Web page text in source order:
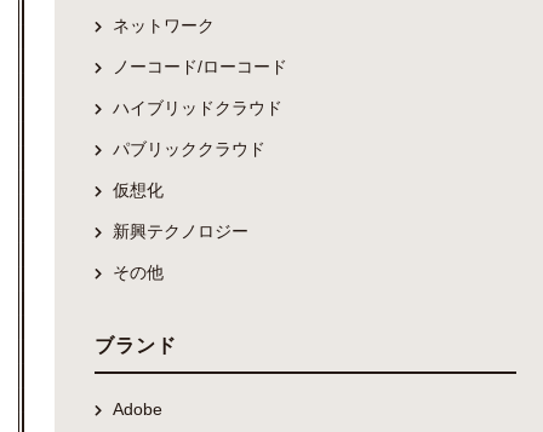
ネットワーク
ノーコード/ローコード
ハイブリッドクラウド
パブリッククラウド
仮想化
新興テクノロジー
その他
ブランド
Adobe